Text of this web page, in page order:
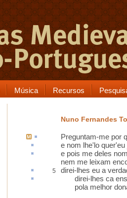
Música Recursos
Nuno Fernandes
Preguntam-me por
e nom lhe'lo
e pois me deles
nem me leixam
5
direi-lhes eu a
direi-lhes ca
pola melhor